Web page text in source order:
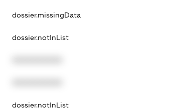
dossier.missingData
dossier.notInList
dossier.notInList